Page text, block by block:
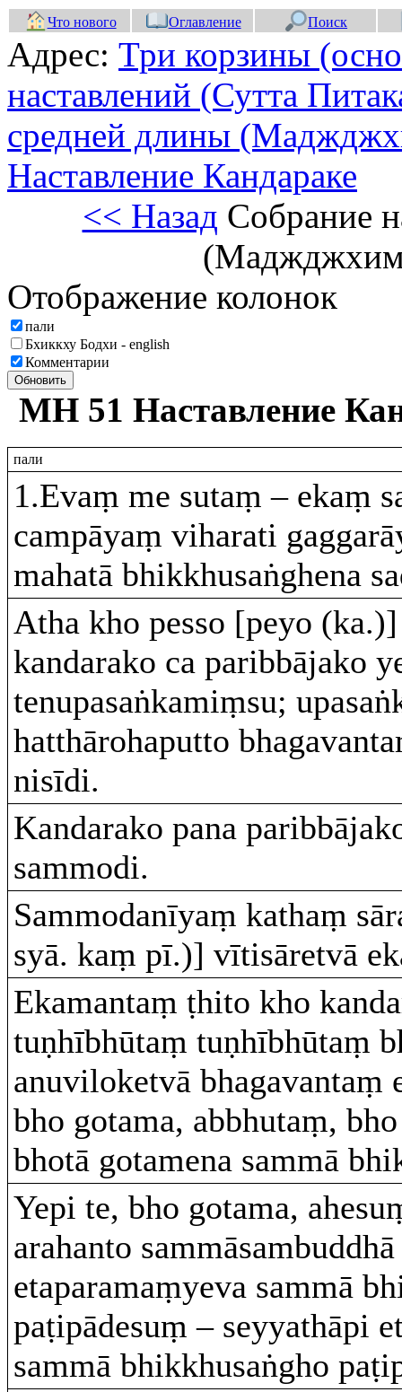
Что нового Оглавление Поиск
Адрес: Три корзины
наставлений (Сутта
средней длины
Наставление Кандараке
<< Назад Собрание
Отображение колонок
пали
Бхиккху Бодхи - english
Комментарии
Обновить
МН 51 Наставление
пали
1.Evaṃ me sutaṃ – ekaṃ
campāyaṃ viharati
mahatā bhikkhusaṅghena
Atha kho pesso [peyo
kandarako ca paribbājako
tenupasaṅkamiṃsu;
hatthārohaputto
nisīdi.
Kandarako pana
sammodi.
Sammodanīyaṃ kathaṃ
syā. kaṃ pī.)] vītisāretvā
Ekamantaṃ ṭhito kho
tuṇhībhūtaṃ tuṇhībhūtaṃ
anuviloketvā bhagavantaṃ
bho gotama, abbhutaṃ,
bhotā gotamena sammā
Yepi te, bho gotama,
arahanto
etaparamaṃyeva sammā
paṭipādesuṃ – seyyathāpi
sammā bhikkhusaṅgho